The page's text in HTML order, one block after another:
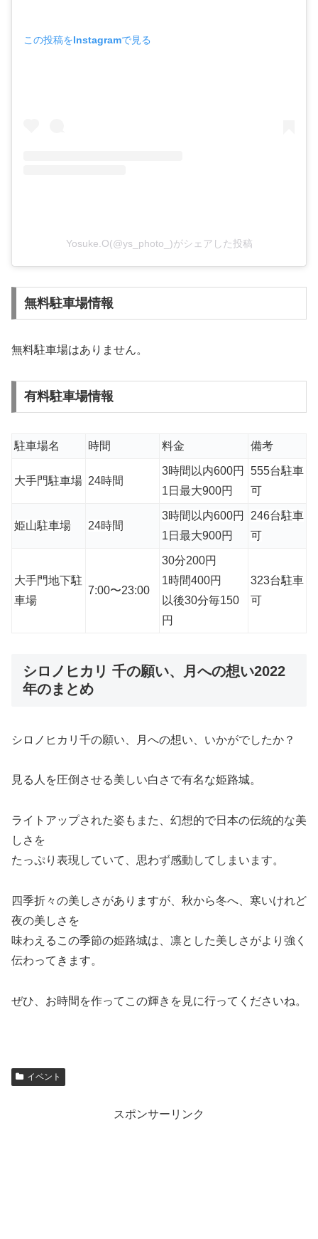
この投稿をInstagramで見る
Yosuke.O(@ys_photo_)がシェアした投稿
無料駐車場情報
無料駐車場はありません。
有料駐車場情報
駐車場名 時間 料金 備考
大手門駐車場 24時間
3時間以内600円
1日最大900円
555台駐車
可
姫山駐車場 24時間
3時間以内600円
1日最大900円
246台駐車
可
大手門地下駐
車場
7:00〜23:00
30分200円
1時間400円
以後30分毎150
円
323台駐車
可
シロノヒカリ 千の願い、月への想い2022
年のまとめ
シロノヒカリ千の願い、月への想い、いかがでしたか？
見る人を圧倒させる美しい白さで有名な姫路城。
ライトアップされた姿もまた、幻想的で日本の伝統的な美
しさを
たっぷり表現していて、思わず感動してしまいます。
四季折々の美しさがありますが、秋から冬へ、寒いけれど
夜の美しさを
味わえるこの季節の姫路城は、凛とした美しさがより強く
伝わってきます。
ぜひ、お時間を作ってこの輝きを見に行ってくださいね。
イベント
スポンサーリンク